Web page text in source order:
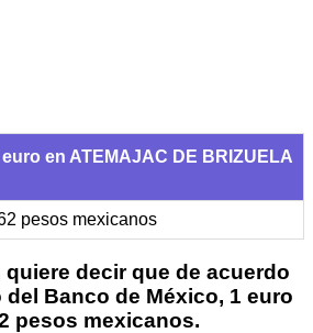
en ATEMAJAC DE BRIZUELA
pesos mexicanos
decir que de acuerdo
Banco de México, 1 euro
pesos mexicanos.